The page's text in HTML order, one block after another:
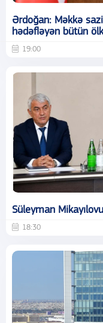
Ərdoğan: Məkkə
hədəfləyən bütün
19:00
Süleyman
18:30